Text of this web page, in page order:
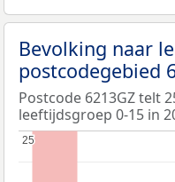
Bevolking naar
postcodegebied
Postcode 6213GZ telt
leeftijdsgroep 0-15 in
25
25